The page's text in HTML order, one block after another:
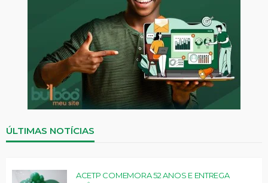
ÚLTIMAS NOTÍCIAS
ACETP COMEMORA 52 ANOS E ENTREGA